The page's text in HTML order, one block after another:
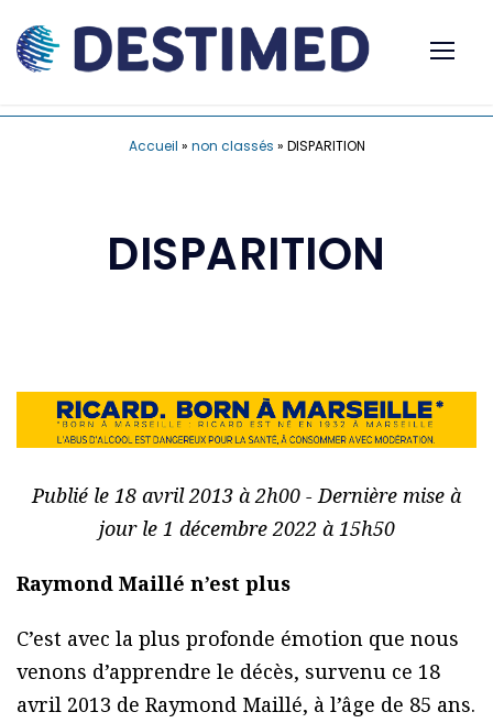
Accueil » non classés » DISPARITION
DISPARITION
Publié le 18 avril 2013 à 2h00 - Dernière mise à
jour le 1 décembre 2022 à 15h50
Raymond Maillé n’est plus
C’est avec la plus profonde émotion que nous
venons d’apprendre le décès, survenu ce 18
avril 2013 de Raymond Maillé, à l’âge de 85 ans.